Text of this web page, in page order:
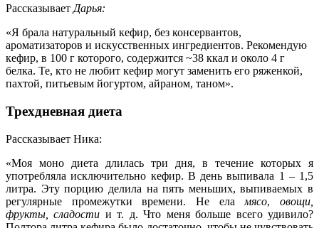
Рассказывает Дарья:
«Я брала натуральный кефир, без консервантов,
ароматизаторов и искусственных ингредиентов. Рекомендую
кефир, в 100 г которого, содержится ~38 ккал и около 4 г
белка. Те, кто не любит кефир могут заменить его ряженкой,
пахтой, питьевым йогуртом, айраном, таном».
Трехдневная диета
Рассказывает Ника:
«Моя моно диета длилась три дня, в течение которых я
употребляла исключительно кефир. В день выпивала 1 – 1,5
литра. Эту порцию делила на пять меньших, выпиваемых в
регулярные промежутки времени. Не ела мясо,овощи,
фрукты, сладости и т. д. Что меня больше всего удивило?